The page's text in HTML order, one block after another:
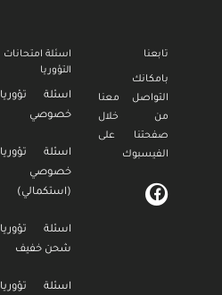
اسئلة امتحانات
التؤوريا
اسئلة تؤوريا
خصوصي
اسئلة تؤوريا
خصوصي
(استكمالي)
اسئلة تؤوريا
شحن خفيف
اسئلة تؤوريا
تابعنا
بامكانك
التواصل معنا
من خلال
صفحتنا على
الفيسبوك